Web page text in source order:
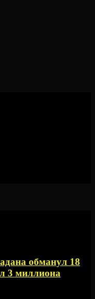
обманул 18
3 миллиона